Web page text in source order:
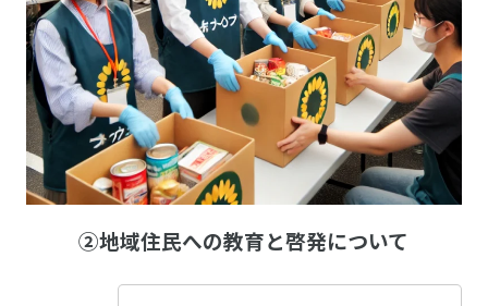
②地域住民への教育と啓発について